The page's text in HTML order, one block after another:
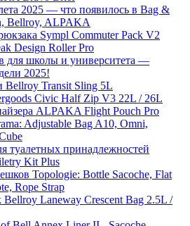
2025 — что появилось в Bag &
Bellroy, ALPAKA
Sympl Commuter Pack V2
Design Roller Pro
для школы и университета —
2025!
Bellroy Transit Sling 5L
Civic Half Zip V3 22L / 26L
ALPAKA Flight Pouch Pro
Adjustable Bag A10, Omni,
туалетных принадлежностей
Kit Plus
Topologie: Bottle Sacoche, Flat
Rope Strap
Laneway Crescent Bag 2.5L /